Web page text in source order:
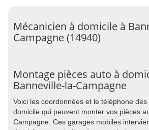
Mécanicien à domicile à
Campagne (14940)
Montage pièces auto à
Banneville-la-Campagne
Voici les coordonnées et le téléphone
domicile qui peuvent monter vos pièces
Campagne. Ces garages mobiles